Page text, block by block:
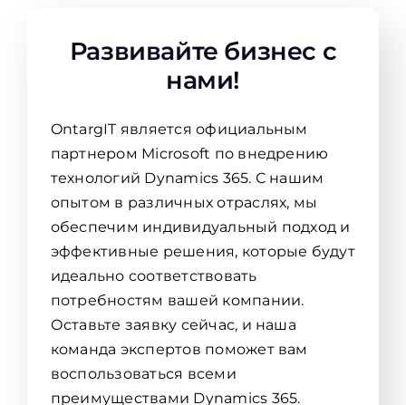
Развивайте бизнес с
нами!
OntargIT является официальным
партнером Microsoft по внедрению
технологий Dynamics 365. С нашим
опытом в различных отраслях, мы
обеспечим индивидуальный подход и
эффективные решения, которые будут
идеально соответствовать
потребностям вашей компании.
Оставьте заявку сейчас, и наша
команда экспертов поможет вам
воспользоваться всеми
преимуществами Dynamics 365.